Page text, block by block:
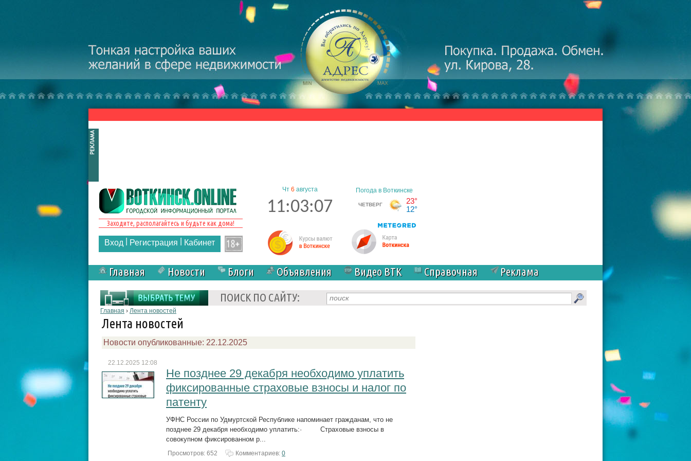
Заходите, располагайтесь и будьте как дома!
Вход Регистрация Кабинет
Чт 6 августа
11:03:08
Главная Новости Блоги Объявления Видео ВТК Справочная
Реклама
ПОИСК ПО САЙТУ:
Форма поиска
Вы здесь
Главная › Лента новостей
Лента новостей
Новости опубликованные: 22.12.2025
22.12.2025 12:08
Не позднее 29 декабря необходимо уплатить
фиксированные страховые взносы и налог по
патенту
УФНС России по Удмуртской Республике напоминает гражданам, что не
позднее 29 декабря необходимо уплатить:· Страховые взносы в
совокупном фиксированном р...
Просмотров: 652 Комментариев: 0